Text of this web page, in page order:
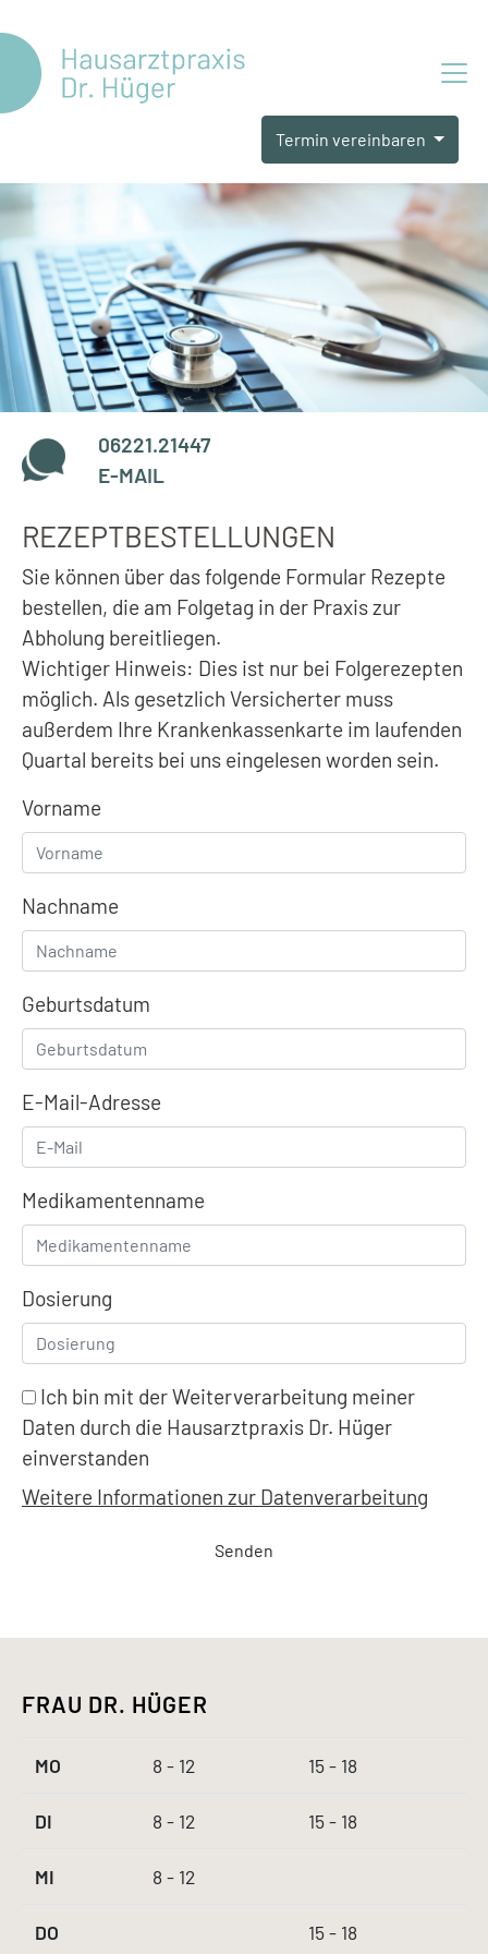
Termin vereinbaren
06221.21447
E-MAIL
REZEPTBESTELLUNGEN
Sie können über das folgende Formular Rezepte
bestellen, die am Folgetag in der Praxis zur
Abholung bereitliegen.
Wichtiger Hinweis: Dies ist nur bei Folgerezepten
möglich. Als gesetzlich Versicherter muss
außerdem Ihre Krankenkassenkarte im laufenden
Quartal bereits bei uns eingelesen worden sein.
Vorname
Nachname
Geburtsdatum
E-Mail-Adresse
Medikamentenname
Dosierung
Ich bin mit der Weiterverarbeitung meiner
Daten durch die Hausarztpraxis Dr. Hüger
einverstanden
Weitere Informationen zur Datenverarbeitung
FRAU DR. HÜGER
MO 8 - 12 15 - 18
DI 8 - 12 15 - 18
MI 8 - 12
DO 15 - 18